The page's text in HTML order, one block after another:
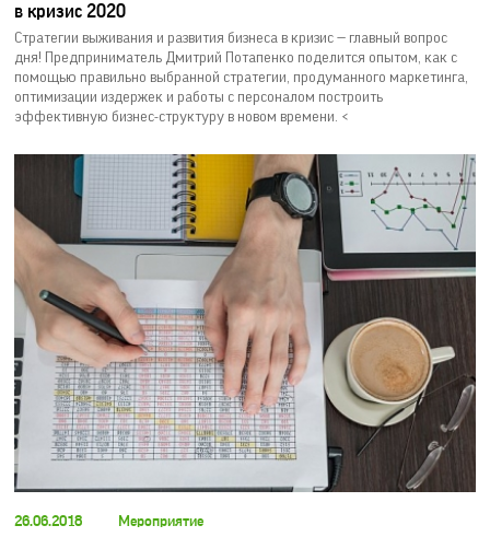
в кризис 2020
Стратегии выживания и развития бизнеса в кризис — главный вопрос
дня! Предприниматель Дмитрий Потапенко поделится опытом, как с
помощью правильно выбранной стратегии, продуманного маркетинга,
оптимизации издержек и работы с персоналом построить
эффективную бизнес-структуру в новом времени. <
26.06.2018 Мероприятие